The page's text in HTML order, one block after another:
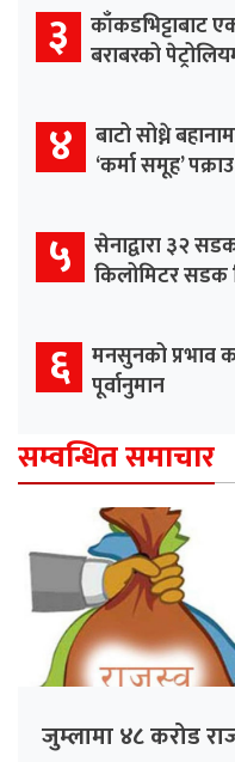
३ काँकडभिट्टाबाट
बराबरको
४ बाटो सोध्ने
‘कर्मा समूह’ पक्राउ
५ सेनाद्वारा ३२
किलोमिटर सडक
६ मनसुनको प्रभाव
पूर्वानुमान
सम्वन्धित समाचार
जुम्लामा ४८ करोड